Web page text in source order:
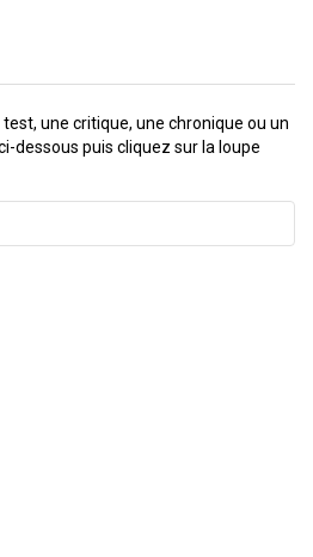
une critique, une chronique ou un
dessous puis cliquez sur la loupe